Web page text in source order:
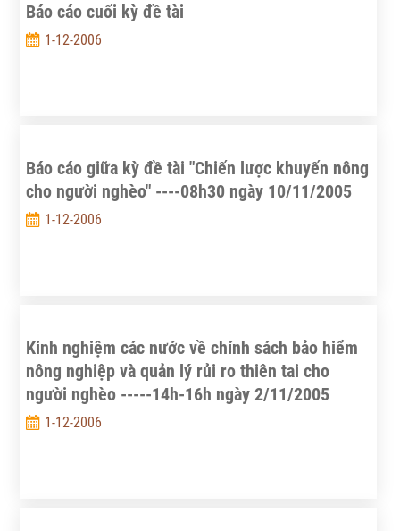
Báo cáo cuối kỳ đề tài
1-12-2006
Báo cáo giữa kỳ đề tài "Chiến lược khuyến nông
cho người nghèo" ----08h30 ngày 10/11/2005
1-12-2006
Kinh nghiệm các nước về chính sách bảo hiểm
nông nghiệp và quản lý rủi ro thiên tai cho
người nghèo -----14h-16h ngày 2/11/2005
1-12-2006